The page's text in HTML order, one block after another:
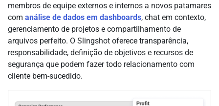
membros de equipe externos e internos a novos patamares
com análise de dados em dashboards, chat em contexto,
gerenciamento de projetos e compartilhamento de
arquivos perfeito. O Slingshot oferece transparência,
responsabilidade, definição de objetivos e recursos de
segurança que podem fazer todo relacionamento com
cliente bem-sucedido.